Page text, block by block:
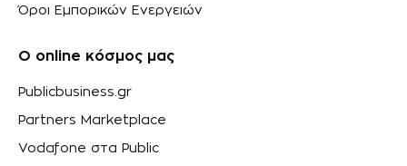
Όροι Εμπορικών Ενεργειών
Ο online κόσμος μας
Publicbusiness.gr
Partners Marketplace
Vodafone στα Public